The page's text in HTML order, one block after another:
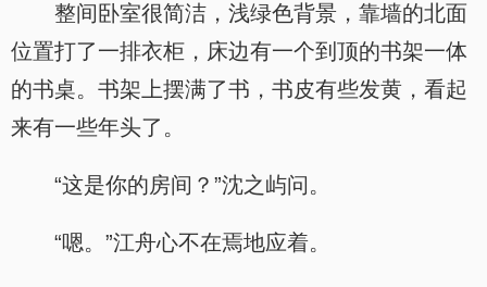
整间卧室很简洁，浅绿色背景，靠墙的北面
位置打了一排衣柜，床边有一个到顶的书架一体
的书桌。书架上摆满了书，书皮有些发黄，看起
来有一些年头了。
“这是你的房间？”沈之屿问。
“嗯。”江舟心不在焉地应着。